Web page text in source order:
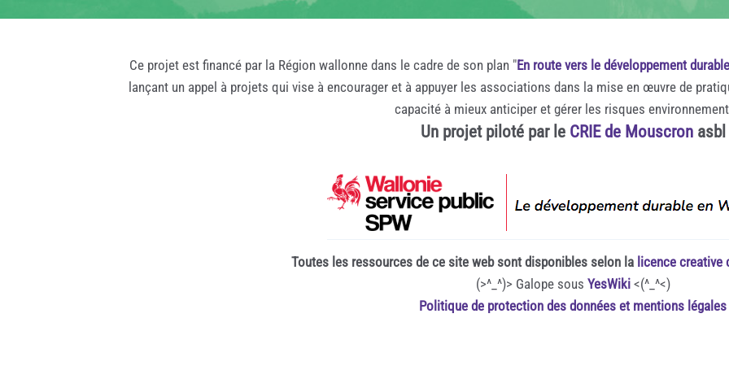
Ce projet est financé par la Région wallonne dans le cadre de son plan "En route vers le développement durable
lançant un appel à projets qui vise à encourager et à appuyer les associations dans la mise en œuvre de
capacité à mieux anticiper et gérer les risques
Un projet piloté par le CRIE de Mouscronasbl
Toutes les ressources de ce site web sont disponibles selon la licence creative
(>^_^)> Galope sous YesWiki<(^_^<)
Politique de protection des données et mentions légales